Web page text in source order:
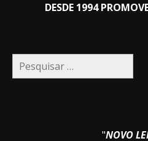
DESDE 1994
Pesquisar
por:
"NOVO